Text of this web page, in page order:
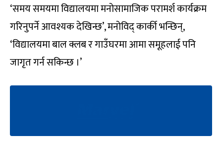
‘समय समयमा विद्यालयमा मनोसामाजिक परामर्श कार्यक्रम
गरिनुपर्ने आवश्यक देखिन्छ’, मनोविद् कार्की भन्छिन्,
‘विद्यालयमा बाल क्लब र गाउँघरमा आमा समूहलाई पनि
जागृत गर्न सकिन्छ ।’